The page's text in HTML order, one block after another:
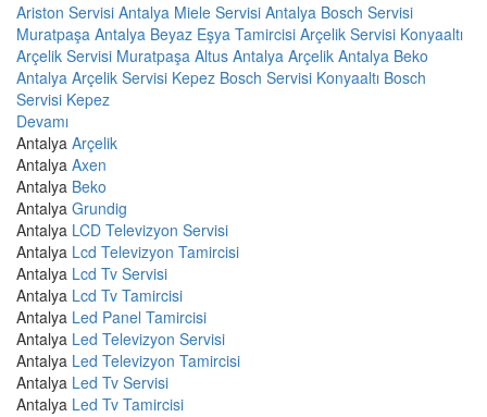
Ariston Servisi Antalya Miele Servisi Antalya Bosch Servisi
Muratpaşa Antalya Beyaz Eşya Tamircisi Arçelik Servisi Konyaaltı
Arçelik Servisi Muratpaşa Altus Antalya Arçelik Antalya Beko
Antalya Arçelik Servisi Kepez Bosch Servisi Konyaaltı Bosch
Servisi Kepez
Devamı
Antalya Arçelik
Antalya Axen
Antalya Beko
Antalya Grundig
Antalya LCD Televizyon Servisi
Antalya Lcd Televizyon Tamircisi
Antalya Lcd Tv Servisi
Antalya Lcd Tv Tamircisi
Antalya Led Panel Tamircisi
Antalya Led Televizyon Servisi
Antalya Led Televizyon Tamircisi
Antalya Led Tv Servisi
Antalya Led Tv Tamircisi